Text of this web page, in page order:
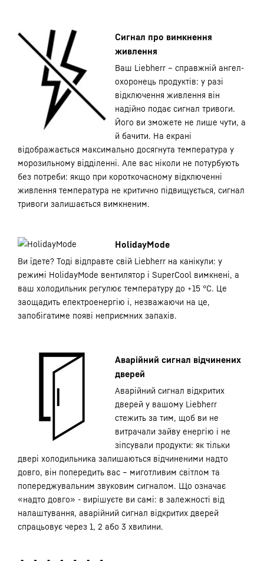
Сигнал про вимкнення
живлення
Ваш Liebherr – справжній ангел-
охоронець продуктів: у разі
відключення живлення він
надійно подає сигнал тривоги.
Його ви зможете не лише чути, а
й бачити. На екрані
відображається максимально досягнута температура у
морозильному відділенні. Але вас ніколи не потурбують
без потреби: якщо при короткочасному відключенні
живлення температура не критично підвищується, сигнал
тривоги залишається вимкненим.
HolidayMode
Ви їдете? Тоді відправте свій Liebherr на канікули: у
режимі HolidayMode вентилятор і SuperCool вимкнені, а
ваш холодильник регулює температуру до +15 °C. Це
заощадить електроенергію і, незважаючи на це,
запобігатиме появі неприємних запахів.
Аварійний сигнал відчинених
дверей
Аварійний сигнал відкритих
дверей у вашому Liebherr
стежить за тим, щоб ви не
витрачали зайву енергію і не
зіпсували продукти: як тільки
двері холодильника залишаються відчиненими надто
довго, він попередить вас – миготливим світлом та
попереджувальним звуковим сигналом. Що означає
«надто довго» - вирішуєте ви самі: в залежності від
налаштування, аварійний сигнал відкритих дверей
спрацьовує через 1, 2 або 3 хвилини.